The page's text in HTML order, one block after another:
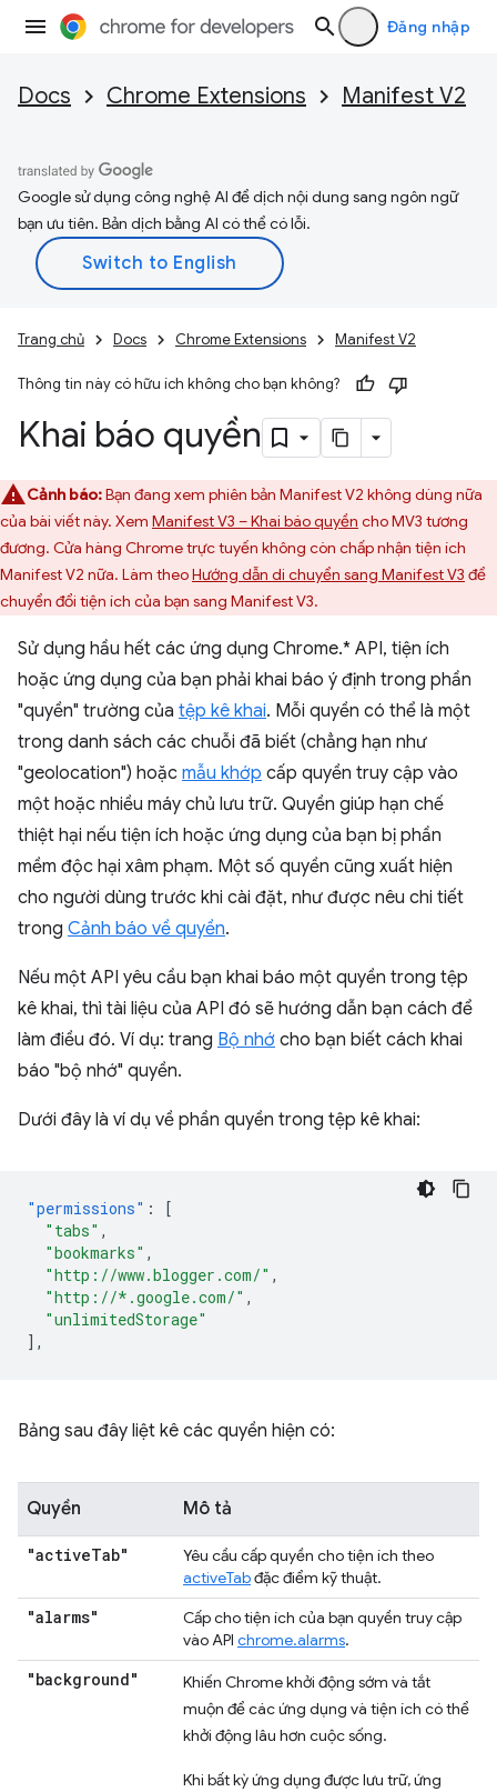
Đăng nhập
Docs Chrome Extensions Manifest V2
Google sử dụng công nghệ AI để dịch nội dung sang ngôn ngữ
bạn ưu tiên. Bản dịch bằng AI có thể có lỗi.
Trang chủ Docs Chrome Extensions Manifest V2
Thông tin này có hữu ích không cho bạn không?
Khai báo quyền
Cảnh báo:Bạn đang xem phiên bản Manifest V2 không dùng nữa
của bài viết này. Xem Manifest V3 – Khai báo quyền cho MV3 tương
đương. Cửa hàng Chrome trực tuyến không còn chấp nhận tiện ích
Manifest V2 nữa. Làm theoHướng dẫn di chuyển sang Manifest V3 để
chuyển đổi tiện ích của bạn sang Manifest V3.
Sử dụng hầu hết các ứng dụng Chrome.* API, tiện ích
hoặc ứng dụng của bạn phải khai báo ý định trong phần
"quyền" trường của tệp kê khai. Mỗi quyền có thể là một
trong danh sách các chuỗi đã biết (chẳng hạn như
"geolocation") hoặc mẫu khớp cấp quyền truy cập vào
một hoặc nhiều máy chủ lưu trữ. Quyền giúp hạn chế
thiệt hại nếu tiện ích hoặc ứng dụng của bạn bị phần
mềm độc hại xâm phạm. Một số quyền cũng xuất hiện
cho người dùng trước khi cài đặt, như được nêu chi tiết
trong Cảnh báo về quyền.
Nếu một API yêu cầu bạn khai báo một quyền trong tệp
kê khai, thì tài liệu của API đó sẽ hướng dẫn bạn cách để
làm điều đó. Ví dụ: trang Bộ nhớ cho bạn biết cách khai
báo "bộ nhớ" quyền.
Dưới đây là ví dụ về phần quyền trong tệp kê khai:
"permissions" :
[
"tabs" ,
"bookmarks" ,
"http://www.blogger.com/" ,
"http://*.google.com/" ,
"unlimitedStorage"
],
Bảng sau đây liệt kê các quyền hiện có:
Quyền Mô tả
"activeTab"
Yêu cầu cấp quyền cho tiện ích theo
activeTabđặc điểm kỹ thuật.
"alarms"
Cấp cho tiện ích của bạn quyền truy cập
vào API chrome.alarms.
"background"
Khiến Chrome khởi động sớm và tắt
muộn để các ứng dụng và tiện ích có thể
khởi động lâu hơn cuộc sống.
Khi bất kỳ ứng dụng được lưu trữ, ứng